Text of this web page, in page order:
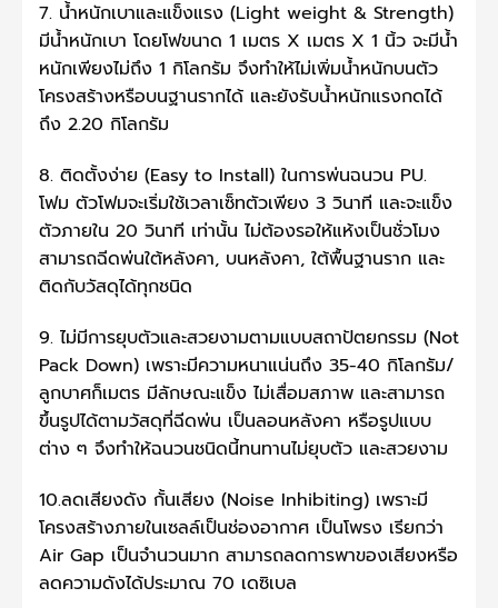
7. น้ำหนักเบาและแข็งแรง (Light weight & Strength)
มีน้ำหนักเบา โดยโฟขนาด 1 เมตร X เมตร X 1 นิ้ว จะมีน้ำ
หนักเพียงไม่ถึง 1 กิโลกรัม จึงทำให้ไม่เพิ่มน้ำหนักบนตัว
โครงสร้างหรือบนฐานรากได้ และยังรับน้ำหนักแรงกดได้
ถึง 2.20 กิโลกรัม
8. ติดตั้งง่าย (Easy to Install) ในการพ่นฉนวน PU.
โฟม ตัวโฟมจะเริ่มใช้เวลาเซ็ทตัวเพียง 3 วินาที และจะแข็ง
ตัวภายใน 20 วินาที เท่านั้น ไม่ต้องรอให้แห้งเป็นชั่วโมง
สามารถฉีดพ่นใต้หลังคา, บนหลังคา, ใต้พื้นฐานราก และ
ติดกับวัสดุได้ทุกชนิด
9. ไม่มีการยุบตัวและสวยงามตามแบบสถาปัตยกรรม (Not
Pack Down) เพราะมีความหนาแน่นถึง 35-40 กิโลกรัม/
ลูกบาศก็เมตร มีลักษณะแข็ง ไม่เสื่อมสภาพ และสามารถ
ขึ้นรูปได้ตามวัสดุที่ฉีดพ่น เป็นลอนหลังคา หรือรูปแบบ
ต่าง ๆ จึงทำให้ฉนวนชนิดนี้ทนทานไม่ยุบตัว และสวยงาม
10.ลดเสียงดัง กั้นเสียง (Noise Inhibiting) เพราะมี
โครงสร้างภายในเซลล์เป็นช่องอากาศ เป็นโพรง เรียกว่า
Air Gap เป็นจำนวนมาก สามารถลดการพาของเสียงหรือ
ลดความดังได้ประมาณ 70 เดซิเบล